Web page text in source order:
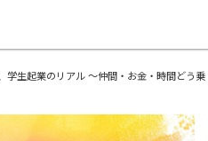
学生起業のリアル ～仲間・お金・時間どう乗